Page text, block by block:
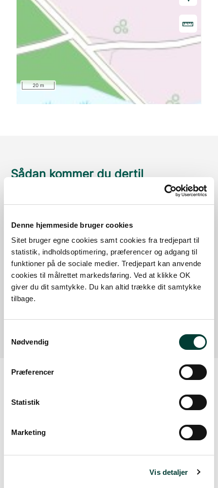
Denne hjemmeside bruger cookies
Sitet bruger egne cookies samt cookies fra tredjepart til
statistik, indholdsoptimering, præferencer og adgang til
funktioner på de sociale medier. Tredjepart kan anvende
cookies til målrettet markedsføring. Ved at klikke OK
giver du dit samtykke. Du kan altid trække dit samtykke
tilbage.
Nødvendig
Præferencer
Statistik
Marketing
Vis detaljer
20 m
Sådan kommer du dertil
Parkering
Med offentlig transport
Google Maps
P-plads
Læs mere
Vejrudsigt
Søn. 9.Aug
21°12° skydække